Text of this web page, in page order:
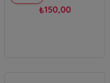
₺150,00